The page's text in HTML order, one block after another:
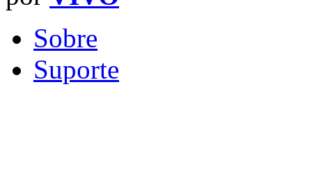
Sobre
Suporte